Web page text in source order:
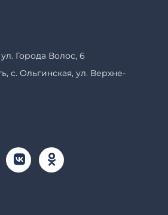
Города Волос, 6
с. Ольгинская, ул. Верхне-